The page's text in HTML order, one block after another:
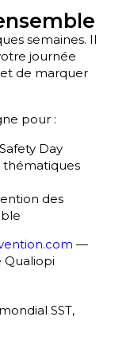
semaines. Il
journée
et de marquer
pour :
Day
thématiques
des
—
Qualiopi
SST,